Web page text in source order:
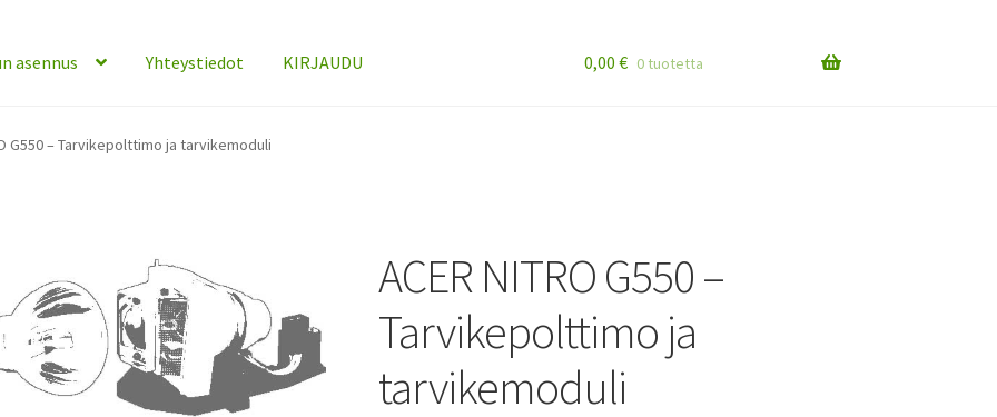
asennus Yhteystiedot KIRJAUDU 0,00 € 0 tuotetta
G550 – Tarvikepolttimo ja tarvikemoduli
ACER NITRO G550 –
Tarvikepolttimo ja
tarvikemoduli